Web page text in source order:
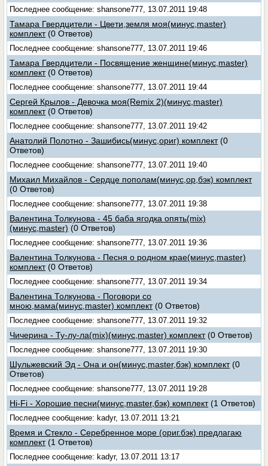
Последнее сообщение: shansone777, 13.07.2011 19:48
Тамара Гвердцители - Цвети,земля моя(минус,master)
комплект (0 Ответов)
Последнее сообщение: shansone777, 13.07.2011 19:46
Тамара Гвердцители - Посвящение женщине(минус,master)
комплект (0 Ответов)
Последнее сообщение: shansone777, 13.07.2011 19:44
Сергей Крылов - Девочка моя(Remix 2)(минус,master)
комплект (0 Ответов)
Последнее сообщение: shansone777, 13.07.2011 19:42
Анатолий Полотно - Зашибись(минус,ориг) комплект (0
Ответов)
Последнее сообщение: shansone777, 13.07.2011 19:40
Михаил Михайлов - Сердце пополам(минус,ор,бэк) комплект
(0 Ответов)
Последнее сообщение: shansone777, 13.07.2011 19:38
Валентина Толкунова - 45 баба ягодка опять(mix)
(минус,master) (0 Ответов)
Последнее сообщение: shansone777, 13.07.2011 19:36
Валентина Толкунова - Песня о родном крае(минус,master)
комплект (0 Ответов)
Последнее сообщение: shansone777, 13.07.2011 19:34
Валентина Толкунова - Поговори со
мною,мама(минус,master) комплект (0 Ответов)
Последнее сообщение: shansone777, 13.07.2011 19:32
Чичерина - Ту-лу-ла(mix)(минус,master) комплект (0 Ответов)
Последнее сообщение: shansone777, 13.07.2011 19:30
Шульжевский Эд - Она и он(минус,master,бэк) комплект (0
Ответов)
Последнее сообщение: shansone777, 13.07.2011 19:28
Hi-Fi - Хорошие песни(минус,master,бэк) комплект (1 Ответов)
Последнее сообщение: kadyr, 13.07.2011 13:21
Время и Стекло - Серебренное море (ориг.бэк) предлагаю
комплект (1 Ответов)
Последнее сообщение: kadyr, 13.07.2011 13:17